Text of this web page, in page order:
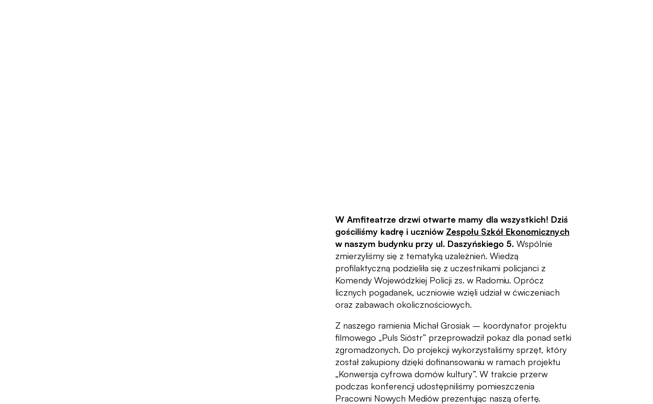
W Amfiteatrze drzwi otwarte mamy dla wszystkich! Dziś
gościliśmy kadrę i uczniów Zespołu Szkół Ekonomicznych
w naszym budynku przy ul. Daszyńskiego 5. Wspólnie
zmierzyliśmy się z tematyką uzależnień. Wiedzą
profilaktyczną podzieliła się z uczestnikami policjanci z
Komendy Wojewódzkiej Policji zs. w Radomiu. Oprócz
licznych pogadanek, uczniowie wzięli udział w ćwiczeniach
oraz zabawach okolicznościowych.
Z naszego ramienia Michał Grosiak – koordynator projektu
filmowego „Puls Sióstr” przeprowadził pokaz dla ponad setki
zgromadzonych. Do projekcji wykorzystaliśmy sprzęt, który
został zakupiony dzięki dofinansowaniu w ramach projektu
„Konwersja cyfrowa domów kultury”. W trakcie przerw
podczas konferencji udostępniliśmy pomieszczenia
Pracowni Nowych Mediów prezentując naszą ofertę.